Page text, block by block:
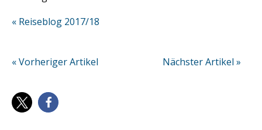
« Reiseblog 2017/18
Nächster Artikel »
« Vorheriger Artikel